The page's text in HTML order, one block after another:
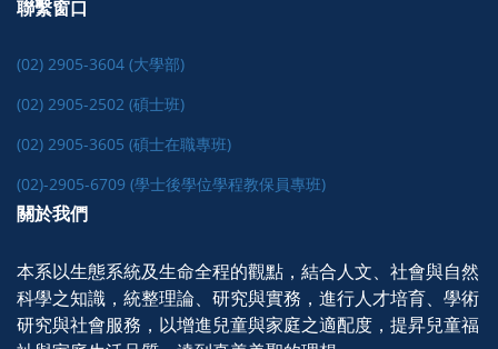
聯繫窗口
(02) 2905-3604 (大學部)
(02) 2905-2502 (碩士班)
(02) 2905-3605 (碩士在職專班)
(02)-2905-6709 (學士後學位學程教保員專班)
關於我們
本系以生態系統及生命全程的觀點，結合人文、社會與自然
科學之知識，統整理論、研究與實務，進行人才培育、學術
研究與社會服務，以增進兒童與家庭之適配度，提昇兒童福